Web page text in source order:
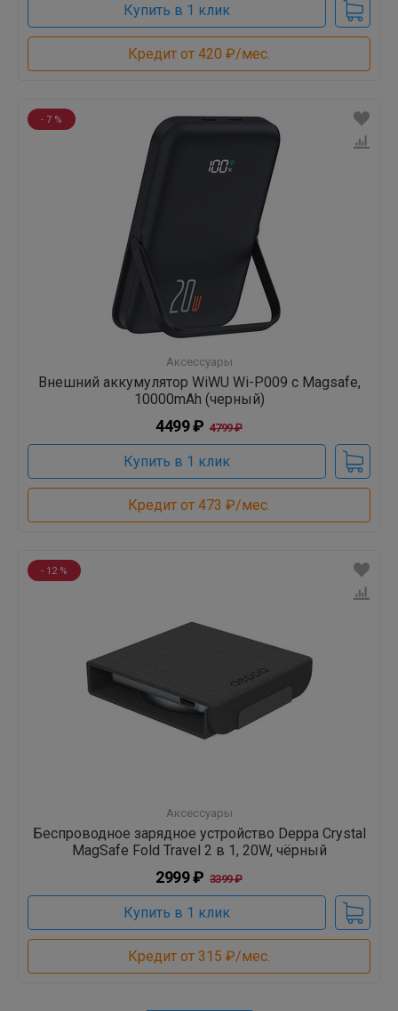
Купить в 1 клик
Кредит от 420 ₽/мес.
- 7 %
Аксессуары
Внешний аккумулятор WiWU Wi-P009 с Magsafe,
10000mAh (черный)
4499 ₽ 4799 ₽
Купить в 1 клик
Кредит от 473 ₽/мес.
- 12 %
Аксессуары
Беспроводное зарядное устройство Deppa Crystal
MagSafe Fold Travel 2 в 1, 20W, чёрный
2999 ₽ 3399 ₽
Купить в 1 клик
Кредит от 315 ₽/мес.